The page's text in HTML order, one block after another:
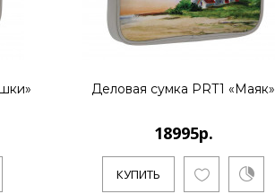
Деловая сумка PRT1 «Маяк»
18995р.
КУПИТЬ